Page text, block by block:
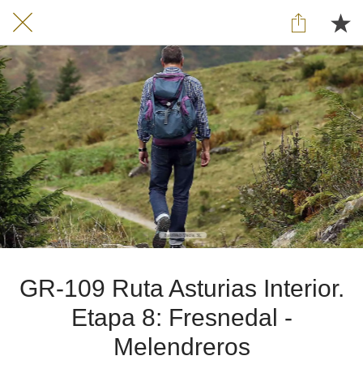
GR-109 Ruta Asturias Interior.
Etapa 8: Fresnedal -
Melendreros